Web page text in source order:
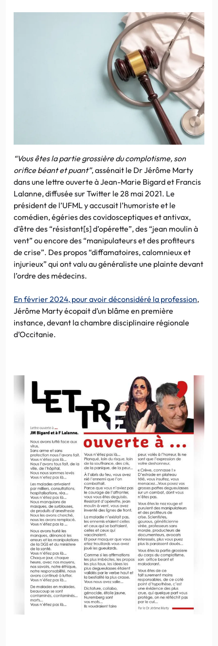
“Vous êtes la partie grossière du complotisme, son
orifice béant et puant”, assénait le Dr Jérôme Marty
dans une lettre ouverte à Jean-Marie Bigard et Francis
Lalanne, diffusée sur Twitter le 28 mai 2021. Le
président de l’UFML y accusait l’humoriste et le
comédien, égéries des covidosceptiques et antivax,
d’être des “résistant[s] d’opérette”, des “jean moulin à
vent” ou encore des “manipulateurs et des profiteurs
de crise”. Des propos “diffamatoires, calomnieux et
injurieux” qui ont valu au généraliste une plainte devant
l’ordre des médecins.
En février 2024, pour avoir déconsidéré la profession,
Jérôme Marty écopait d’un blâme en première
instance, devant la chambre disciplinaire régionale
d’Occitanie.